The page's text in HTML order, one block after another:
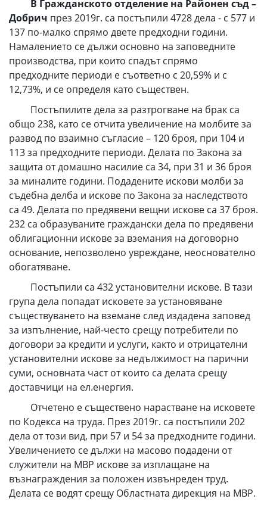
В Гражданското отделение на Районен съд –
Добрич през 2019г. са постъпили 4728 дела - с 577 и
137 по-малко спрямо двете предходни години.
Намалението се дължи основно на заповедните
производства, при които спадът спрямо
предходните периоди е съответно с 20,59% и с
12,73%, и се определя като съществен.
Постъпилите дела за разтрогване на брак са
общо 238, като се отчита увеличение на молбите за
развод по взаимно съгласие – 120 броя, при 104 и
113 за предходните периоди. Делата по Закона за
защита от домашно насилие са 34, при 31 и 36 броя
за миналите години. Подадените искови молби за
съдебна делба и искове по Закона за наследството
са 49. Делата по предявени вещни искове са 37 броя.
232 са образуваните граждански дела по предявени
облигационни искове за вземания на договорно
основание, непозволено увреждане, неоснователно
обогатяване.
Постъпили са 432 установителни искове. В тази
група дела попадат исковете за установяване
съществуването на вземане след издадена заповед
за изпълнение, най-често срещу потребители по
договори за кредити и услуги, както и отрицателни
установителни искове за недължимост на парични
суми, основната част от които са делата срещу
доставчици на ел.енергия.
Отчетено е съществено нарастване на исковете
по Кодекса на труда. През 2019г. са постъпили 202
дела от този вид, при 57 и 54 за предходните години.
Увеличението се дължи на масово подадени от
служители на МВР искове за изплащане на
възнаграждения за положен извънреден труд.
Делата се водят срещу Областната дирекция на МВР.